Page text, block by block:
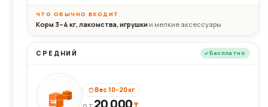
ЧТО ОБЫЧНО ВХОДИТ
Корм 3–4 кг, лакомства, игрушки и мелкие аксессуары
СРЕДНИЙ Бесплатно
20кг
Вес 10–20 кг
20 000